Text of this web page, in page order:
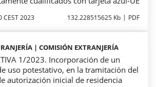
CEST 2023 132.228515625 Kb PDF
| COMISIÓN EXTRANJERÍA
1/2023. Incorporación de un
uso potestativo, en la tramitación del
autorización inicial de residencia